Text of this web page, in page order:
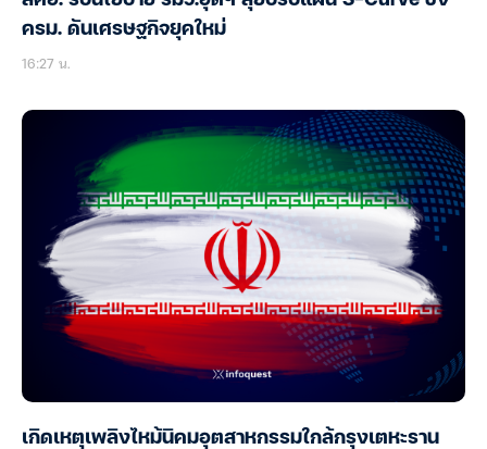
ครม. ดันเศรษฐกิจยุคใหม่
16:27 น.
เกิดเหตุเพลิงไหม้นิคมอุตสาหกรรมใกล้กรุงเตหะราน